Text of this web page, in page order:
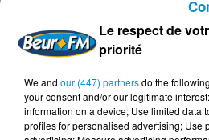
Les Zinformés, le rendez-vous
Le respect de
priorité
We and our (447) partnersdo the
your consent and/or our legitimate
information on a device; Use limited data
profiles for personalised advertising; Use